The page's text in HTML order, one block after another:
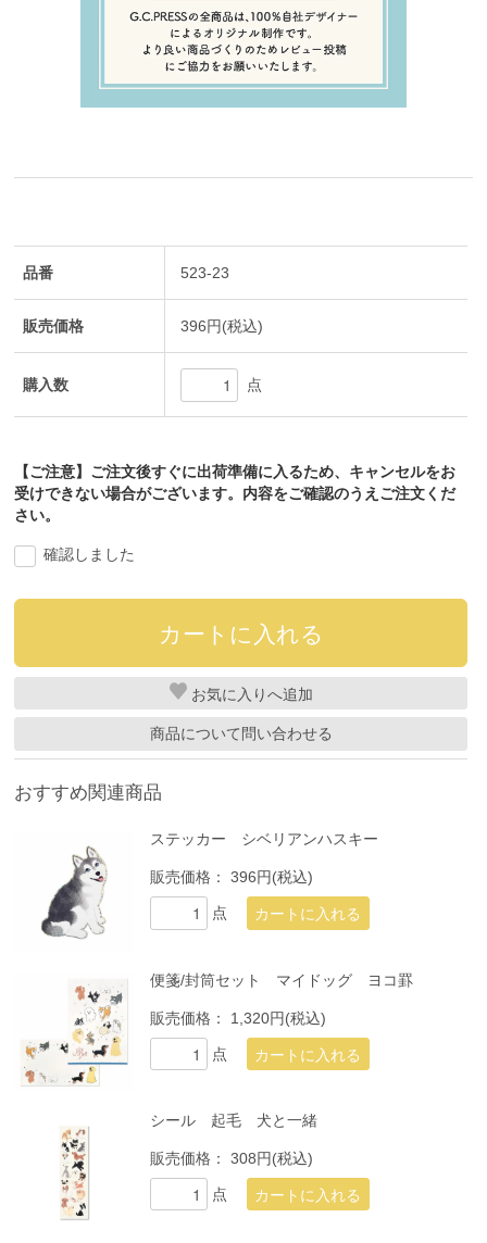
品番 523-23
販売価格 396円(税込)
購入数 点
【ご注意】ご注文後すぐに出荷準備に入るため、キャンセルをお
受けできない場合がございます。内容をご確認のうえご注文くだ
さい。
確認しました
お気に入り
商品について問い合わせる
おすすめ関連商品
ステッカー シベリアンハスキー
販売価格：396円(税込)
点
便箋/封筒セット マイドッグ ヨコ罫
販売価格： 1,320円(税込)
点
シール 起毛 犬と一緒
販売価格：308円(税込)
点